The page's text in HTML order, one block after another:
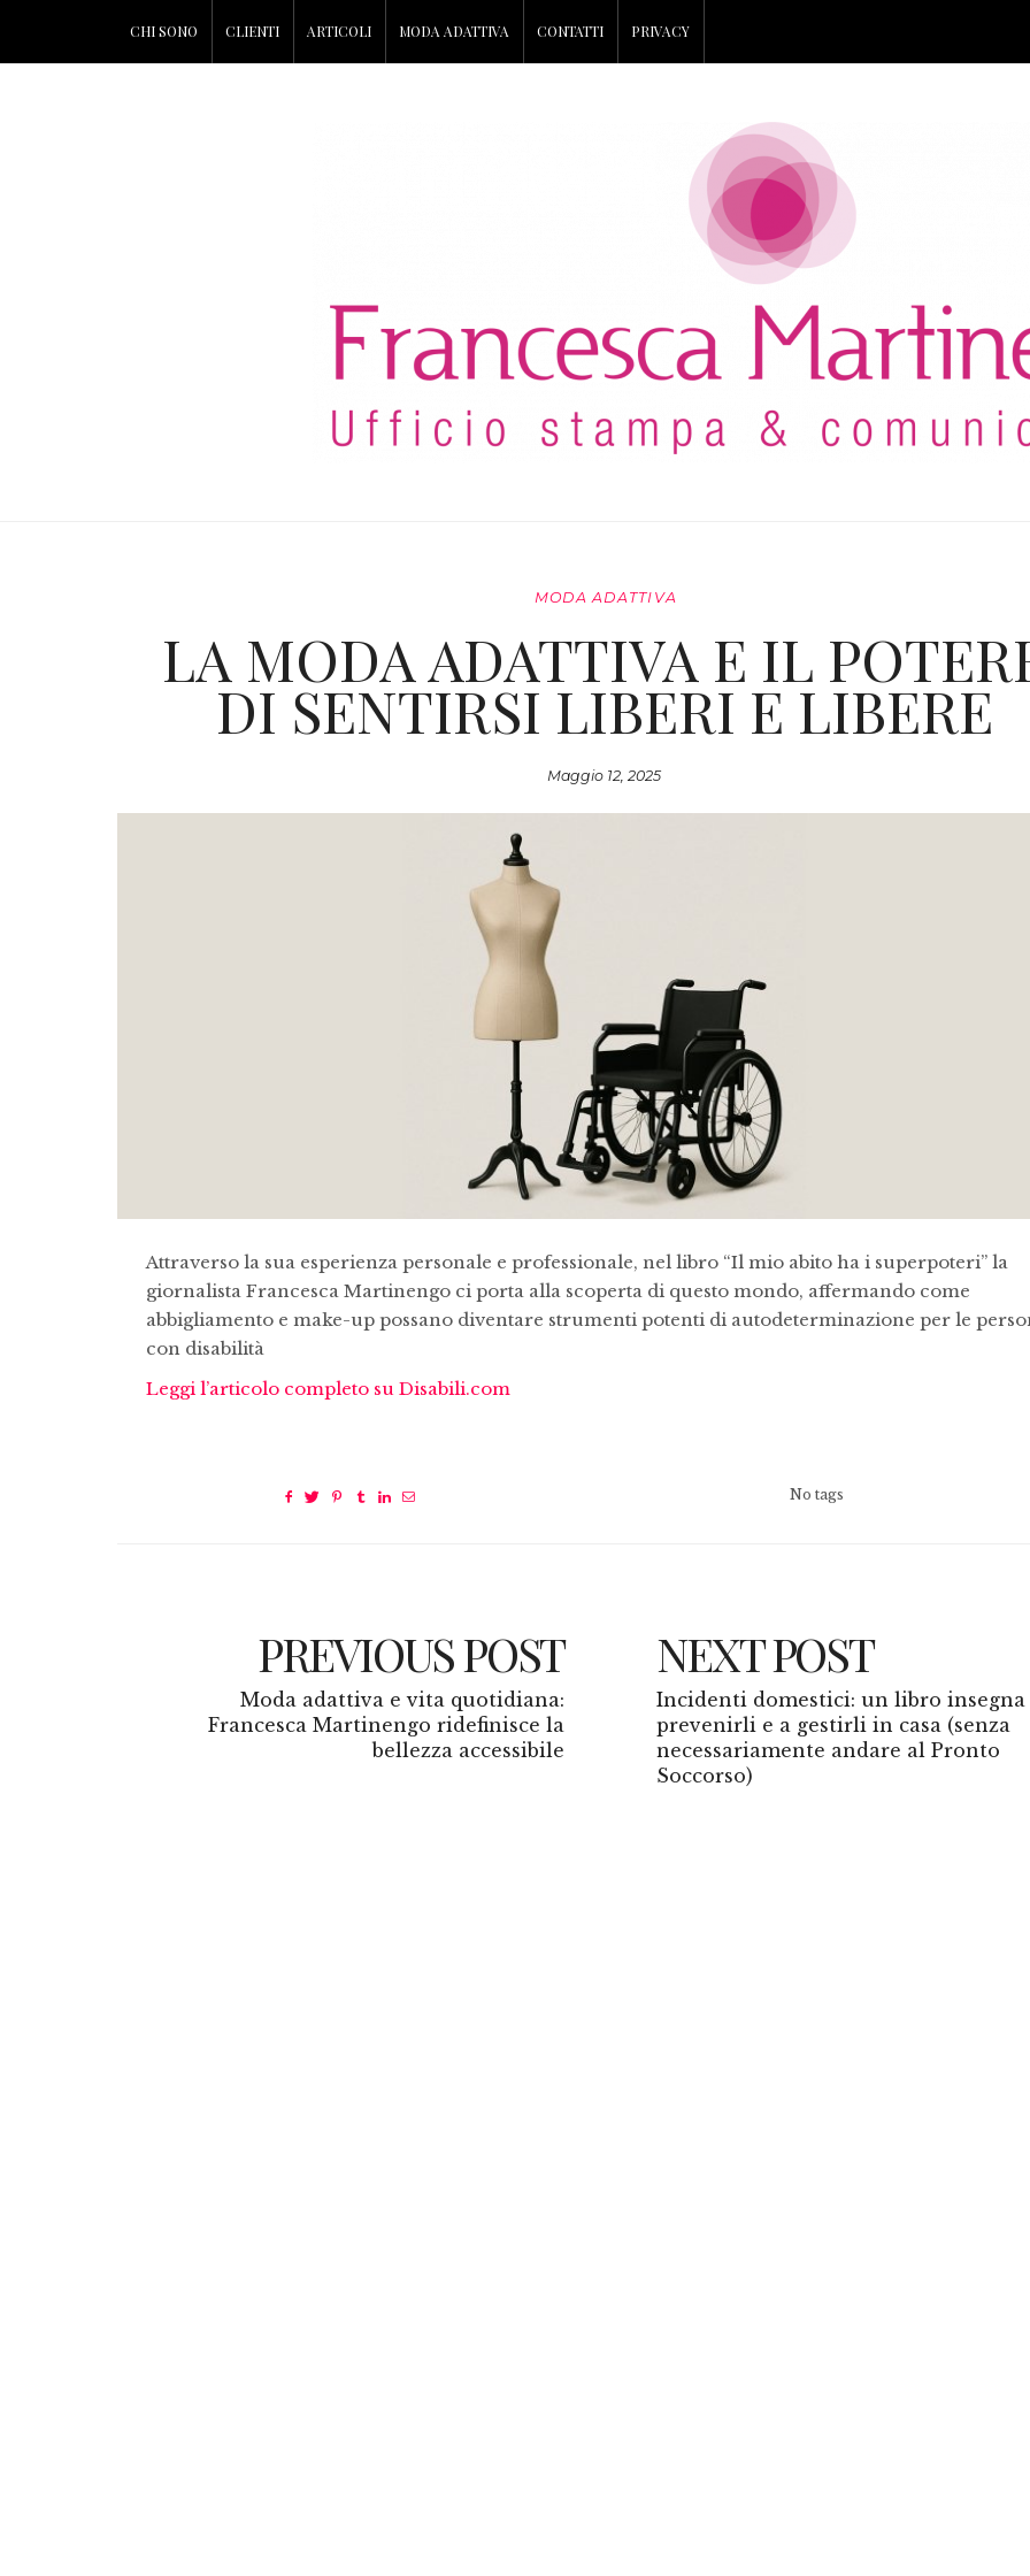
CHI SONO CLIENTI ARTICOLI MODA ADATTIVA CONTATTI PRIVACY
MODA ADATTIVA
LA MODA ADATTIVA E IL
DI SENTIRSI LIBERI E LIBERE
Maggio 12, 2025
Attraverso la sua esperienza personale e professionale, nel libro “Il mio abito ha i superpoteri” la
giornalista Francesca Martinengo ci porta alla scoperta di questo mondo, affermando come
abbigliamento e make-up possano diventare strumenti potenti di autodeterminazione per le
con disabilità
Leggi l’articolo completo su Disabili.com
No tags
PREVIOUS POST
Moda adattiva e vita quotidiana:
Francesca Martinengo ridefinisce la
bellezza accessibile
NEXT POST
Incidenti domestici: un libro insegna
prevenirli e a gestirli in casa (senza
necessariamente andare al Pronto
Soccorso)